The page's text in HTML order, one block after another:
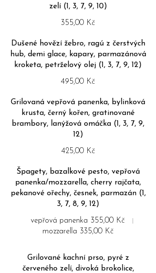
zelí (1, 3, 7, 9, 10)
355,00 Kč
Dušené hovězí žebro, ragú z čerstvých
hub, demi glace, kapary, parmazánová
kroketa, petrželový olej (1, 3, 7, 9, 12)
495,00 Kč
Grilovaná vepřová panenka, bylinková
krusta, černý kořen, gratinované
brambory, lanýžová omáčka (1, 3, 7, 9,
12)
425,00 Kč
Špagety, bazalkové pesto, vepřová
panenka/mozzarella, cherry rajčata,
pekanové ořechy, česnek, parmazán (1,
3, 7, 8, 9, 12)
vepřová panenka 355,00 Kč
mozzarella 335,00 Kč
Grilované kachní prso, pyré z
červeného zelí, divoká brokolice,